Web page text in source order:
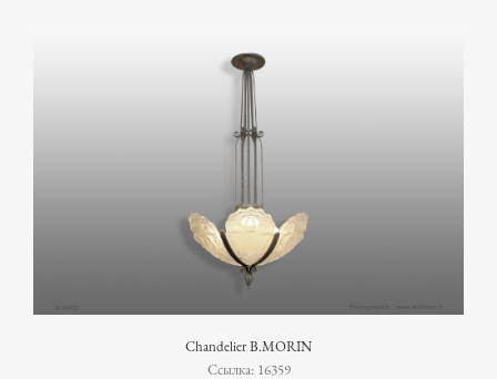
Chandelier B.MORIN
Ссылка: 16359